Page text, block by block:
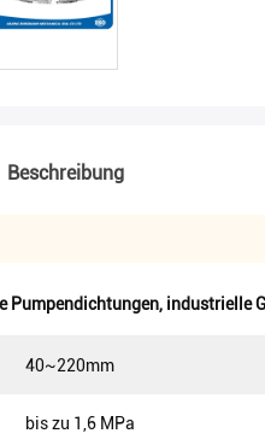
Beschreibung
Pumpendichtungen, industrielle
40~220mm
bis zu 1,6 MPa